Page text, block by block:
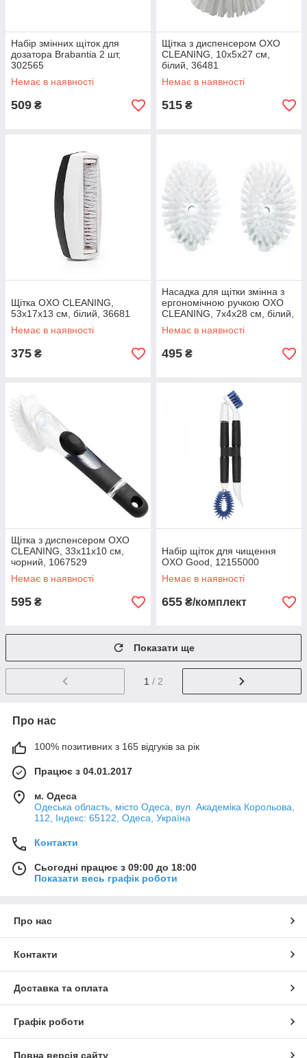
Набір змінних щіток для
дозатора Brabantia 2 шт,
302565
Немає в наявності
509 ₴
Щітка з диспенсером OXO
CLEANING, 10х5х27 см,
білий, 36481
Немає в наявності
515 ₴
Щітка OXO CLEANING,
53х17х13 см, білий, 36681
Немає в наявності
375 ₴
Насадка для щітки змінна з
ергономічною ручкою OXO
CLEANING, 7х4х28 см, білий,
2 шт, 1062326
Немає в наявності
495 ₴
Щітка з диспенсером OXO
CLEANING, 33х11х10 см,
чорний, 1067529
Немає в наявності
595 ₴
Набір щіток для чищення
OXO Good, 12155000
Немає в наявності
655 ₴/комплект
Показати ще
1 / 2
Про нас
100% позитивних з 165 відгуків за рік
Працює з 04.01.2017
м. Одеса
Одеська область, місто Одеса, вул. Академіка Корольова,
112, Індекс: 65122, Одеса, Україна
Контакти
Сьогодні працює з 09:00 до 18:00
Показати весь графік роботи
Про нас
Контакти
Доставка та оплата
Графік роботи
Повна версія сайту